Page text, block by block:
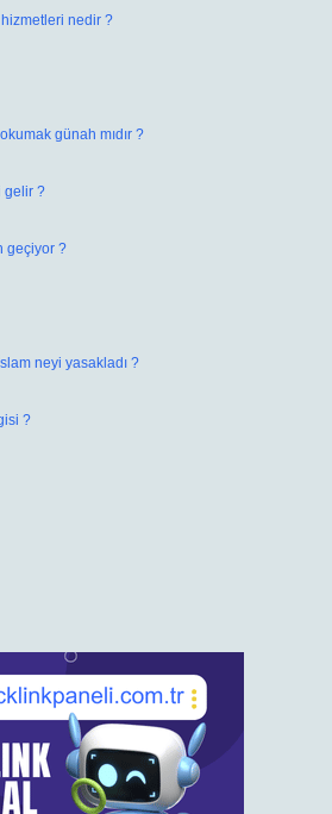
nedir ?
okumak günah mıdır ?
gelir ?
geçiyor ?
neyi yasakladı ?
?